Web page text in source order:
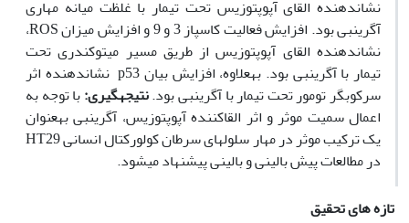
نشان­دهنده القای آپوپتوزیس تحت تیمار با غلظت میانه مهاری
آگرین‫بی بود. افزایش فعالیت کاسپاز 3 و 9 و افزایش میزان ROS،
نشان‫دهنده القای آپوپتوزیس از طریق مسیر میتوکندری تحت
تیمار با آگرین‫بی بود. به‫علاوه، افزایش بیان p53 نشان‫دهنده اثر
سرکوب­گر تومور تحت تیمار با آگرین‫بی بود.
نتیجه‏گیری:با توجه به
اعمال سمیت موثر و اثر القاکننده آپوپتوزیس، آگرین‫بی به‫عنوان
یک ترکیب موثر در مهار سلول‫های سرطان کولورکتال انسانی HT29
در مطالعات پیش بالینی و بالینی پیشنهاد می­شود.
تازه های تحقیق